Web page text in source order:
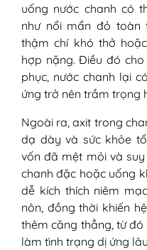
uống nước chanh có
như nổi mẩn đỏ toàn
thậm chí khó thở
hợp nặng. Điều đó
phục, nước chanh lại
ứng trở nên trầm trọng
Ngoài ra, axit trong
dạ dày và sức khỏe
vốn đã mệt mỏi và
chanh đặc hoặc uống
dễ kích thích niêm
nôn, đồng thời khiến
thêm căng thẳng, từ
làm tình trạng dị ứng